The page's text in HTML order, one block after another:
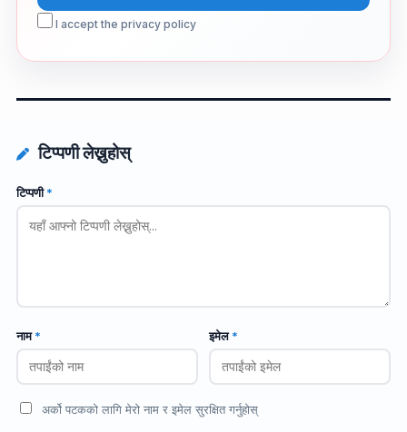
I accept the privacy policy
टिप्पणी लेख्नुहोस्
टिप्पणी*
नाम* इमेल*
अर्को पटकको लागि मेरो नाम र इमेल सुरक्षित गर्नुहोस्